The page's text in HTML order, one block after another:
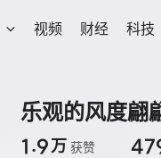
视频 财经 科技
乐观的风度翩
1.9万 获赞